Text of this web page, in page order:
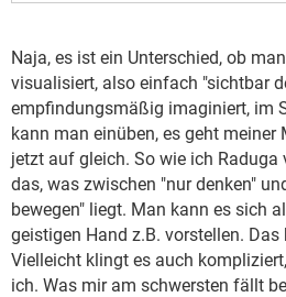
Naja, es ist ein Unterschied, ob
visualisiert, also einfach "sichtbar
empfindungsmäßig imaginiert, im
kann man einüben, es geht
jetzt auf gleich. So wie ich Raduga
das, was zwischen "nur denken"
bewegen" liegt. Man kann es sich
geistigen Hand z.B. vorstellen.
Vielleicht klingt es auch
ich. Was mir am schwersten fällt